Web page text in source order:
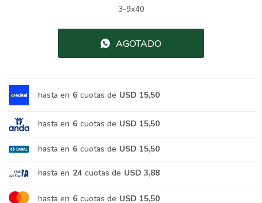
3-9x40
AGOTADO
hasta en 6 cuotas de USD 15,50
hasta en 6 cuotas de USD 15,50
hasta en 6 cuotas de USD 15,50
hasta en 24 cuotas de USD 3,88
hasta en 6 cuotas de USD 15,50